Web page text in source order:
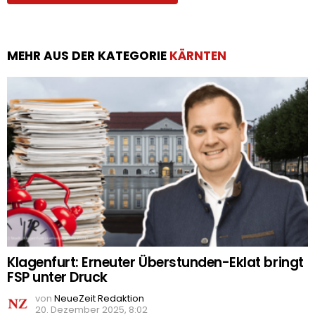
MEHR AUS DER KATEGORIE KÄRNTEN
Klagenfurt: Erneuter Überstunden-Eklat bringt
FSP unter Druck
von NeueZeit Redaktion
20. Dezember 2025, 8:02